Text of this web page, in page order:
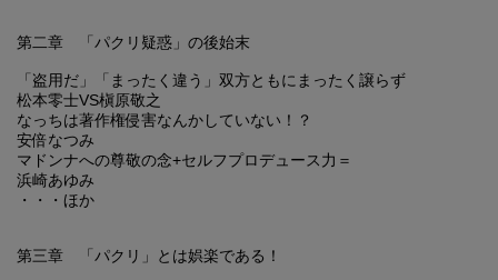
第二章 「パクリ疑惑」の後始末
「盗用だ」「まったく違う」双方ともにまったく譲らず
松本零士VS槇原敬之
なっちは著作権侵害なんかしていない！？
安倍なつみ
マドンナへの尊敬の念+セルフプロデュース力＝
浜崎あゆみ
・・・ほか
第三章 「パクリ」とは娯楽である！